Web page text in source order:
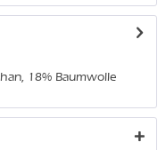
18% Baumwolle